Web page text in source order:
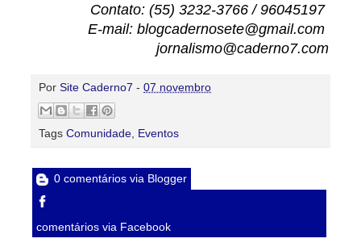
Contato: (55) 3232-3766 / 96045197
E-mail: blogcadernosete@gmail.com
jornalismo@caderno7.com
Por Site Caderno7 - 07 novembro
Tags Comunidade Eventos
0 comentários via Blogger
comentários via Facebook